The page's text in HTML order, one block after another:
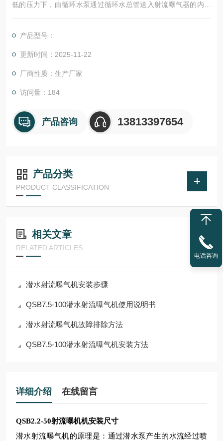
低的压力下，由循环水泵通过循环水总管送入射流曝气器的内喷
嘴中，形成一股高速的液体流，同时空气被送入外喷嘴内。p高速
的、被切碎的气液混合流。迅速有效地转移到液相和生物相，完
成氧气的快速转移过程。
产品型号：
更新时间：2025-11-22
厂商性质：生产厂家
访问量：184
产品咨询 13813397654
产品分类
PRODUCT CLASSIFICATION
相关文章
RELATED ARTICLES
潜水射流曝气机安装步骤
QSB7.5-100潜水射流曝气机使用说明书
潜水射流曝气机故障排除方法
QSB7.5-100潜水射流曝气机安装方法
详细介绍 在线留言
QSB2.2-50射流曝机机安装尺寸
潜水射流曝气机的原理是：通过潜水泵产生的水流经过喷
电话咨询